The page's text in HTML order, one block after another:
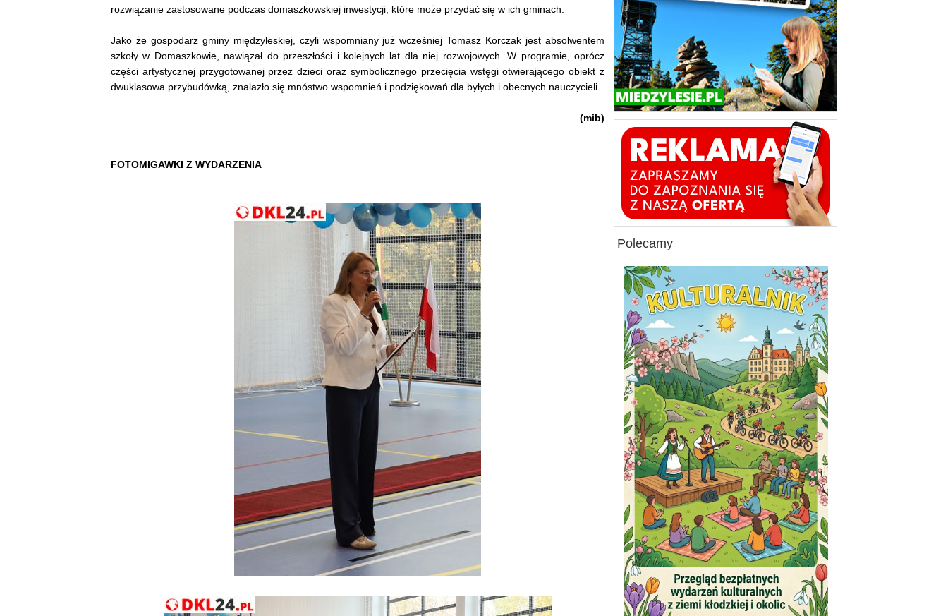
rozwiązanie zastosowane podczas domaszkowskiej inwestycji, które może przydać się w ich gminach.
Jako że gospodarz gminy międzyleskiej, czyli wspomniany już wcześniej Tomasz Korczak jest absolwentem
szkoły w Domaszkowie, nawiązał do przeszłości i kolejnych lat dla niej rozwojowych. W programie, oprócz
części artystycznej przygotowanej przez dzieci oraz symbolicznego przecięcia wstęgi otwierającego obiekt z
dwuklasowa przybudówką, znalazło się mnóstwo wspomnień i podziękowań dla byłych i obecnych nauczycieli.
(mib)
FOTOMIGAWKI Z WYDARZENIA
polecamy